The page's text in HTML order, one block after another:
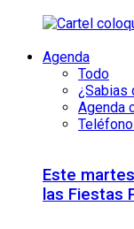
Agenda
Todo
¿Sabias
Agenda
Este
las Fiestas